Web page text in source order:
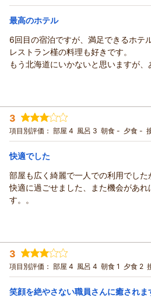
宿泊価格帯： 7,001～8,000円(大人一人あた
この度は、当ホテルに御宿泊頂き誠
口コミにもご投稿頂き重ねて御礼申
ランメニューに付きましてご満足い
訳ございませんでした。今回ご指摘
はレストラン調理担当と協議し少し
努力してまいります。これからもお
進してまいります。
この度は誠にありがとうございまし
最高のホテル
6回目の宿泊ですが、満足できるホテ
レストラン槿の料理も好きです。
もう北海道にいかないと思いますが、
投稿者： jejさん(男性/70代)
宿泊プラン： 素泊りプラン ≪駐車場無料≫
宿泊価格帯： 7,001～8,000円(大人一人あた
ホテル緑清荘からの返信
いつもご利用を頂き誠に有難うござ
また、口コミへのご投稿も頂き重ね
この度のご滞在で6回目のご宿泊と
お客様には沢山のご利用を頂けて大
これからも多くのお客様にご満足頂
これから暑さが厳しくなって参りま
お体にはご自愛くださいませ。
またのご利用お待ちしております。
3
項目別評価： 部屋 4 風呂 3 朝食 - 夕食 -
快適でした
部屋も広く綺麗で一人での利用でした
快適に過ごせました、また機会があれ
す。。
投稿者： ＤＡＲさん(男性/60代)
宿泊プラン： 素泊りプラン ≪駐車場無料≫
宿泊価格帯： 6,001～7,000円(大人一人あた
ホテル緑清荘からの返信
3
項目別評価： 部屋 4 風呂 4 朝食 1 夕食 2
笑顔を絶やさない職員さんに癒されま